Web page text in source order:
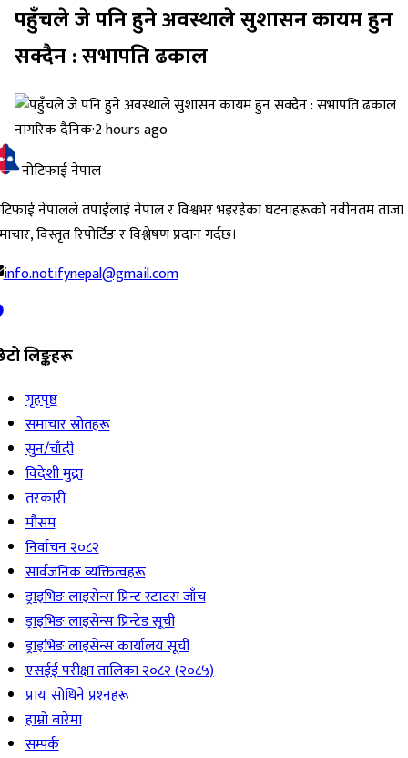
पहुँचले जे पनि हुने अवस्थाले सुशासन कायम हुन
सक्दैन : सभापति ढकाल
नागरिक दैनिक·2 hours ago
नोटिफाई नेपाल
नेपालले तपाईंलाई नेपाल र विश्वभर भइरहेका घटनाहरूको नवीनतम ताजा
विस्तृत रिपोर्टिङ र विश्लेषण प्रदान गर्दछ।
info.notifynepal@gmail.com
लिङ्कहरू
गृहपृष्ठ
समाचार स्रोतहरू
सुन/चाँदी
विदेशी मुद्रा
तरकारी
मौसम
निर्वाचन २०८२
सार्वजनिक व्यक्तित्वहरू
ड्राइभिङ लाइसेन्स प्रिन्ट स्टाटस जाँच
ड्राइभिङ लाइसेन्स प्रिन्टेड सूची
ड्राइभिङ लाइसेन्स कार्यालय सूची
एसईई परीक्षा तालिका २०८२ (२०८५)
प्रायः सोधिने प्रश्‍नहरू
हाम्रो बारेमा
सम्पर्क